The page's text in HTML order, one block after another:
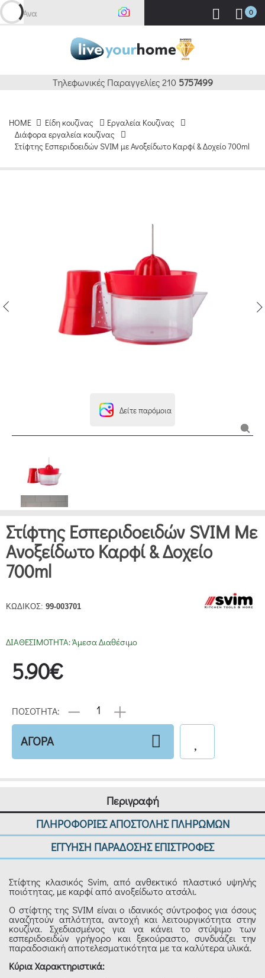
Αναζήτ 0
Τηλεφωνικές Παραγγελίες 210 5757499
HOME Είδη κουζίνας
Εργαλεία Κουζίνας
Διάφορα εργαλεία κουζίνας
Στίφτης Εσπεριδοειδών SVIM με Ανοξείδωτο Καρφί & Δοχείο 700ml
Δείτε παρόμοια
Στίφτης Εσπεριδοειδών SVIM Με
Ανοξείδωτο Καρφί & Δοχείο
700ml
ΚΩΔΙΚΟΣ: 99-003701
ΔΙΑΘΕΣΙΜΟΤΗΤΑ:Άμεσα Διαθέσιμο
5.90€
ΠΟΣΟΤΗΤΑ:
ΑΓΟΡΑ
Περιγραφή
ΠΛΗΡΟΦΟΡΙΕΣ ΑΠΟΣΤΟΛΗΣ ΠΛΗΡΩΜΩΝ
ΕΓΓΥΗΣΗ ΠΑΡΑΔΟΣΗΣ ΕΠΙΣΤΡΟΦΕΣ
Στίφτης κλασικός Svim, από ανθεκτικό πλαστικό υψηλής
ποιότητας, με καρφί από ανοξείδωτο ατσάλι.
Ο στίφτης της SVIM είναι ο ιδανικός σύντροφος για όσους
αναζητούν απλότητα, αντοχή και λειτουργικότητα στην
κουζίνα. Σχεδιασμένος για να κάνει το στύψιμο των
εσπεριδοειδών γρήγορο και ξεκούραστο, συνδυάζει την
παραδοσιακή αποτελεσματικότητα με τα καλύτερα υλικά.
Κύρια Χαρακτηριστικά: